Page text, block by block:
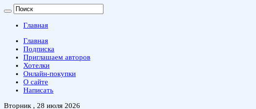
Главная
Главная
Подписка
Приглашаем авторов
Хотелки
Онлайн-покупки
О сайте
Написать
Вторник , 28 июля 2026